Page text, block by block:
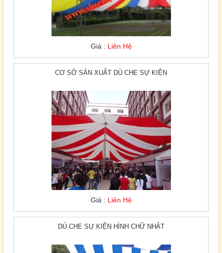
Giá : Liên Hệ
CƠ SỞ SẢN XUẤT DÙ CHE SỰ KIỆN
Giá : Liên Hệ
DÙ CHE SỰ KIỆN HÌNH CHỮ NHẬT